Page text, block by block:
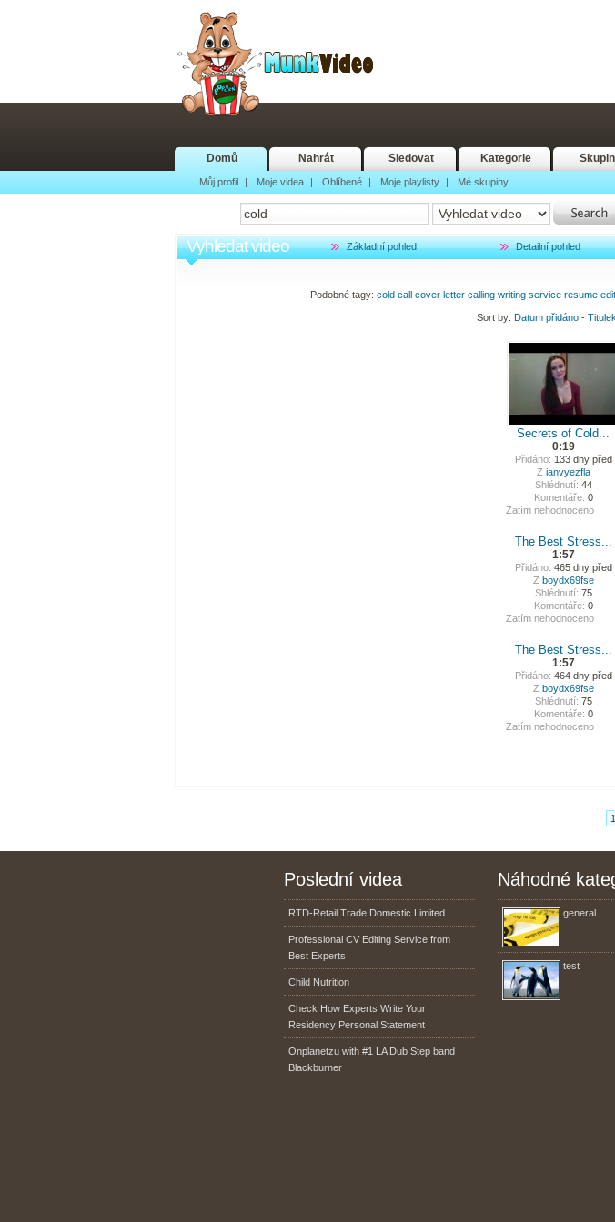
Domů Nahrát Sledovat Kategorie
Můj profil | Moje videa | Oblíbené | Moje playlisty | Mé skupiny
Vyhledat video Základní pohled Detailní pohled
Podobné tagy: cold call cover letter calling writing service resume
Sort by: Datum přidáno - Titulek
Secrets of Cold...
0:19
Přidáno: 133 dny před
Z ianvyezfla
Shlédnutí: 44
Komentáře: 0
Zatím nehodnoceno
The Best Stress...
1:57
Přidáno: 465 dny před
Z boydx69fse
Shlédnutí: 75
Komentáře: 0
Zatím nehodnoceno
The Best Stress...
1:57
Přidáno: 464 dny před
Z boydx69fse
Shlédnutí: 75
Komentáře: 0
Zatím nehodnoceno
1
Poslední videa
RTD-Retail Trade Domestic Limited
Professional CV Editing Service from
Best Experts
Child Nutrition
Check How Experts Write Your
Residency Personal Statement
Onplanetzu with #1 LA Dub Step band
Blackburner
Náhodné
general
test